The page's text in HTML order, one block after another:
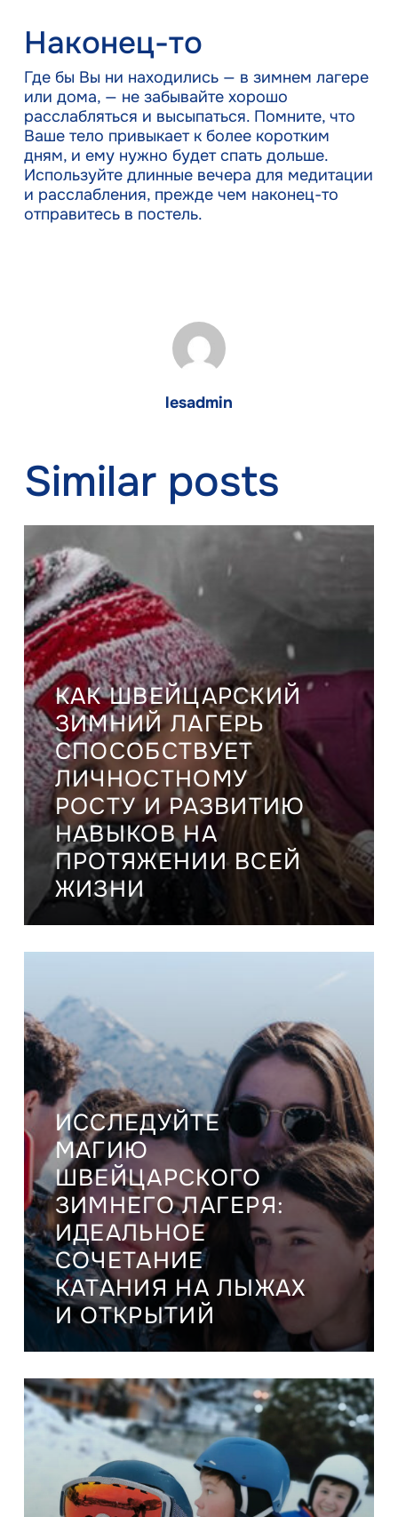
Наконец-то
Где бы Вы ни находились — в зимнем лагере
или дома, — не забывайте хорошо
расслабляться и высыпаться. Помните, что
Ваше тело привыкает к более коротким
дням, и ему нужно будет спать дольше.
Используйте длинные вечера для медитации
и расслабления, прежде чем наконец-то
отправитесь в постель.
lesadmin
Similar posts
КАК ШВЕЙЦАРСКИЙ
ЗИМНИЙ ЛАГЕРЬ
СПОСОБСТВУЕТ
ЛИЧНОСТНОМУ
РОСТУ И РАЗВИТИЮ
НАВЫКОВ НА
ПРОТЯЖЕНИИ ВСЕЙ
ЖИЗНИ
ИССЛЕДУЙТЕ
МАГИЮ
ШВЕЙЦАРСКОГО
ЗИМНЕГО ЛАГЕРЯ:
ИДЕАЛЬНОЕ
СОЧЕТАНИЕ
КАТАНИЯ НА ЛЫЖАХ
И ОТКРЫТИЙ